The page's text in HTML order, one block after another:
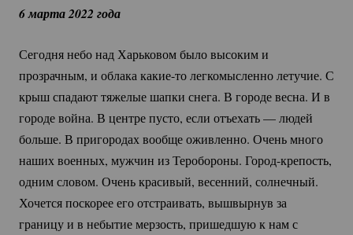
6 марта 2022 года
Сегодня небо над Харьковом было высоким и
прозрачным, и облака какие-толегкомысленно летучие. С
крыш спадают тяжелые шапки снега. В городе весна. И в
городе война. В центре пусто, если отъехать — людей
больше. В пригородах вообще оживленно. Очень много
наших военных, мужчин из Теробороны. Город-крепость,
одним словом. Очень красивый, весенний, солнечный.
Хочется поскорее его отстраивать, вышвырнув за
границу и в небытие мерзость, пришедшую к нам с